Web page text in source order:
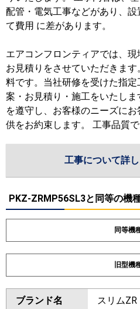
配管・電気工事などがあり、
て費用 に差があります。
エアコンフロンティアでは、
お見積りをさせていただきま
料です。当社研修を受けた指
案・お見積り・施工をいたしま
を遵守し、お客様のニーズに
供をお約束します。 工事品質で
工事について詳
PKZ-ZRMP56SL3と同等の機
同等機
ダイキン
東芝
旧型機
ダイキン
ブランド名 スリムZR